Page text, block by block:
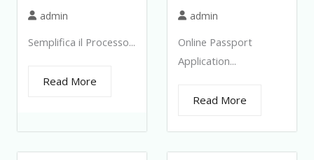
admin
Semplifica il Processo...
Read More
admin
Online Passport
Application...
Read More